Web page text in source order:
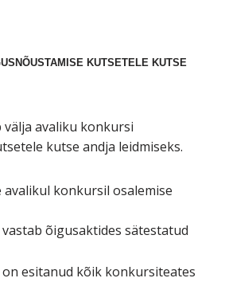
KUTSETELE KUTSE
avaliku konkursi
kutse andja leidmiseks.
avalikul konkursil osalemise
õigusaktides sätestatud
esitanud kõik konkursiteates